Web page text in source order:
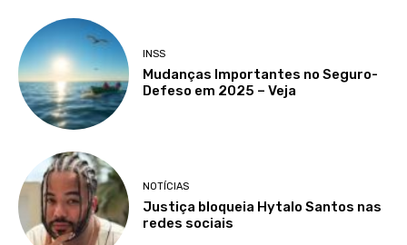
INSS
Mudanças Importantes no Seguro-
Defeso em 2025 – Veja
NOTÍCIAS
Justiça bloqueia Hytalo Santos nas
redes sociais